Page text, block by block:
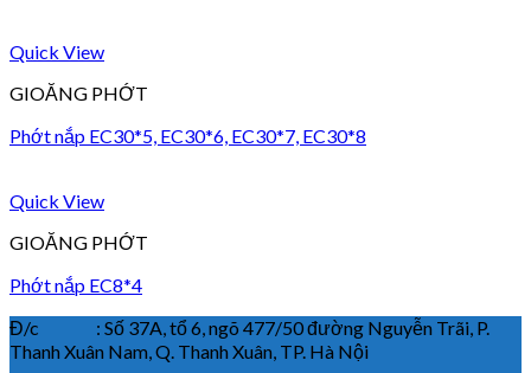
Quick View
GIOĂNG PHỚT
Phớt nắp EC30*5, EC30*6, EC30*7, EC30*8
Quick View
GIOĂNG PHỚT
Phớt nắp EC8*4
Đ/c : Số 37A, tổ 6, ngõ 477/50 đường Nguyễn Trãi, P.
Thanh Xuân Nam, Q. Thanh Xuân, TP. Hà Nội